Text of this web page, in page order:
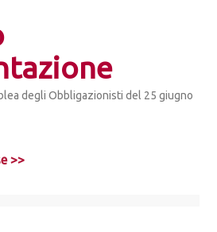
degli Obbligazionisti del 25 giugno
>>